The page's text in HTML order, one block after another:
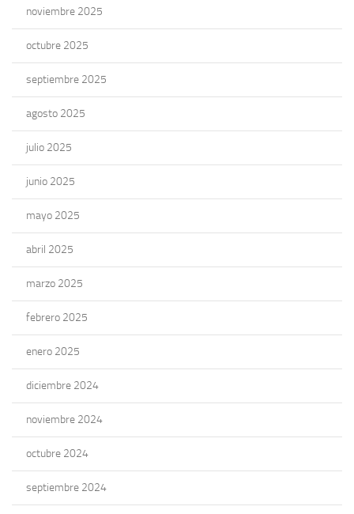
noviembre 2025
octubre 2025
septiembre 2025
agosto 2025
julio 2025
junio 2025
mayo 2025
abril 2025
marzo 2025
febrero 2025
enero 2025
diciembre 2024
noviembre 2024
octubre 2024
septiembre 2024